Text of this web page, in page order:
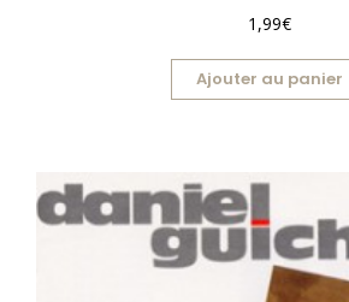
1,99€
Ajouter au panier